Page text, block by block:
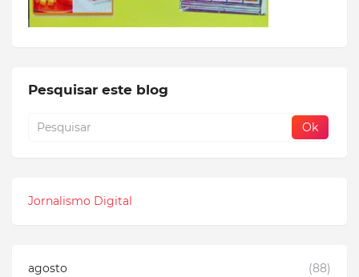
Pesquisar este blog
Jornalismo Digital
agosto
(88)